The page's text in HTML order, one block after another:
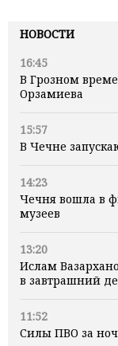
НОВОСТИ
16:45
В Грозном
Орзамиева
15:57
В Чечне
14:23
Чечня вошла в
музеев
13:20
Ислам
в завтрашний
11:52
Силы ПВО за